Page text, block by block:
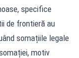
specifice
de frontieră au
somațiile legale
motiv